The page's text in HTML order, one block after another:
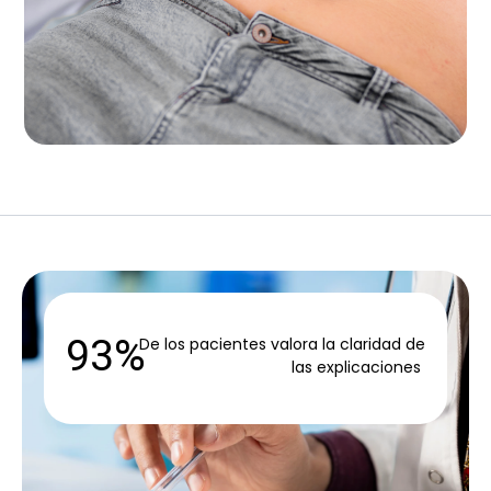
93%De los pacientes valora la claridad de
las explicaciones